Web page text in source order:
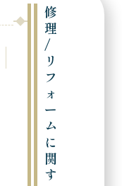
サイズ直し
ペンダントトップにリフォーム
修
理
/
リ
フ
ォ
ー
ム
に
関
す